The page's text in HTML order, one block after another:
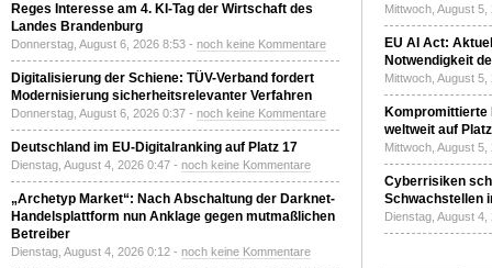
Reges Interesse am 4. KI-Tag der Wirtschaft des
Landes Brandenburg
Donnerstag, August 6, 2026 8:53 - noch keine Kommentare
Digitalisierung der Schiene: TÜV-Verband fordert
Modernisierung sicherheitsrelevanter Verfahren
Donnerstag, August 6, 2026 0:37 - noch keine Kommentare
Deutschland im EU-Digitalranking auf Platz 17
Dienstag, August 4, 2026 0:47 - noch keine Kommentare
„Archetyp Market“: Nach Abschaltung der Darknet-
Handelsplattform nun Anklage gegen mutmaßlichen
Betreiber
Dienstag, August 4, 2026 0:12 - noch keine Kommentare
Mittwoch, August
EU AI Act:
Notwendigkeit
Mittwoch, August
Kompromittierte
weltweit auf
Mittwoch, August
Cyberrisiken
Schwachstellen
Dienstag, August